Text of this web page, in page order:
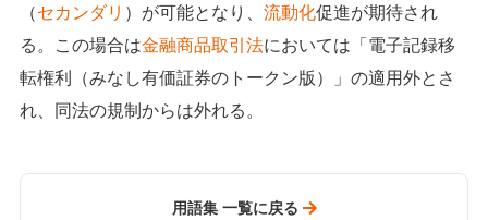
（セカンダリ ）が可能となり、 流動化促進が期待され
る。この場合は金融商品取引法においては「電子記録移
転権利（みなし有価証券のトークン版）」の適用外とさ
れ、同法の規制からは外れる。
用語集 一覧に戻る